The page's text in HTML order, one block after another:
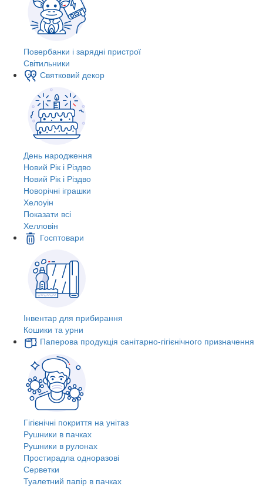
Повербанки і зарядні пристрої
Світильники
Святковий декор
День народження
Новий Рік і Різдво
Новий Рік і Різдво
Новорічні іграшки
Хелоуін
Показати всі
Хелловін
Госптовари
Інвентар для прибирання
Кошики та урни
Паперова продукція санітарно-гігієнічного призначення
Гігієнічні покриття на унітаз
Рушники в пачках
Рушники в рулонах
Простирадла одноразові
Серветки
Туалетний папір в пачках